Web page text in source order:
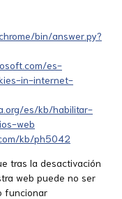
bin/answer.py?
es-
in-internet-
es/kb/habilitar-
web
kb/ph5042
tras la desactivación
web puede no ser
funcionar